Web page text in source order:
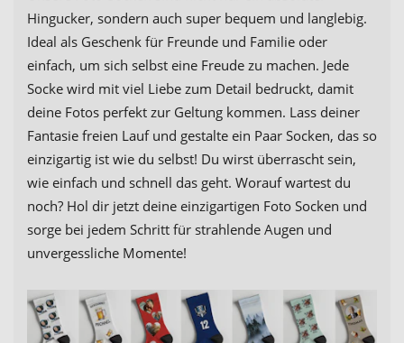
Hingucker, sondern auch super bequem und langlebig.
Ideal als Geschenk für Freunde und Familie oder
einfach, um sich selbst eine Freude zu machen. Jede
Socke wird mit viel Liebe zum Detail bedruckt, damit
deine Fotos perfekt zur Geltung kommen. Lass deiner
Fantasie freien Lauf und gestalte ein Paar Socken, das so
einzigartig ist wie du selbst! Du wirst überrascht sein,
wie einfach und schnell das geht. Worauf wartest du
noch? Hol dir jetzt deine einzigartigen Foto Socken und
sorge bei jedem Schritt für strahlende Augen und
unvergessliche Momente!